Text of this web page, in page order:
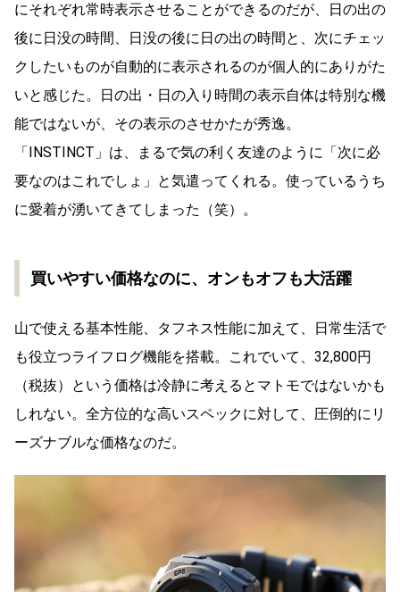
にそれぞれ常時表示させることができるのだが、日の出の
後に日没の時間、日没の後に日の出の時間と、次にチェッ
クしたいものが自動的に表示されるのが個人的にありがた
いと感じた。日の出・日の入り時間の表示自体は特別な機
能ではないが、その表示のさせかたが秀逸。
「INSTINCT」は、まるで気の利く友達のように「次に必
要なのはこれでしょ」と気遣ってくれる。使っているうち
に愛着が湧いてきてしまった（笑）。
買いやすい価格なのに、オンもオフも大活躍
山で使える基本性能、タフネス性能に加えて、日常生活で
も役立つライフログ機能を搭載。これでいて、32,800円
（税抜）という価格は冷静に考えるとマトモではないかも
しれない。全方位的な高いスペックに対して、圧倒的にリ
ーズナブルな価格なのだ。